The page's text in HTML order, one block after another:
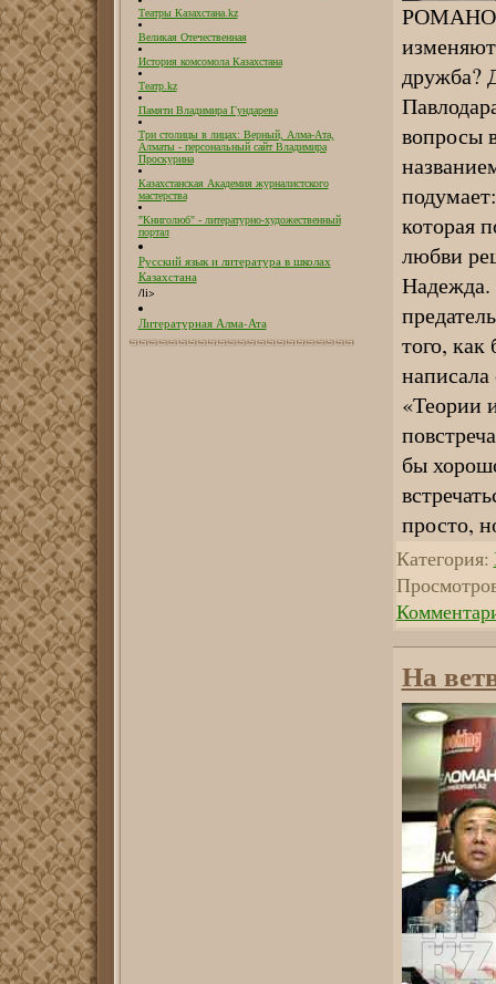
Театры Казахстана.kz
Великая Отечественная
История комсомола Казахстана
Театр.kz
Памяти Владимира Гундарева
Три столицы в лицах: Верный, Алма-Ата,
Алматы - персональный сайт Владимира
Проскурина
Казахстанская Академия журналистского
мастерства
"Книголюб" - литературно-художественный
портал
Русский язык и литература в школах
Казахстана
/li>
Литературная Алма-Ата
дружба?
вопросы
которая
любви
Надежда.
того, как
«Теории
бы
просто,
Категория:
На